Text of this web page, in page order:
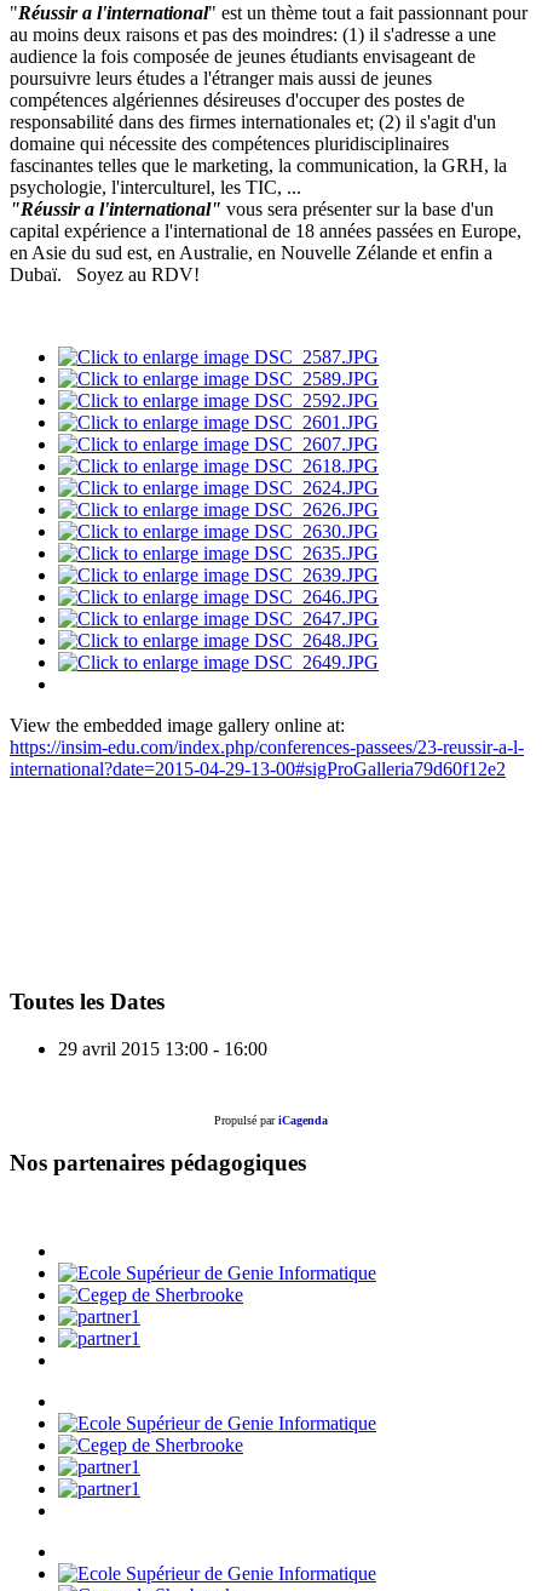
"Réussir a l'international" est un thème tout a fait passionnant pour
au moins deux raisons et pas des moindres: (1) il s'adresse a une
audience la fois composée de jeunes étudiants envisageant de
poursuivre leurs études a l'étranger mais aussi de jeunes
compétences algériennes désireuses d'occuper des postes de
responsabilité dans des firmes internationales et; (2) il s'agit d'un
domaine qui nécessite des compétences pluridisciplinaires
fascinantes telles que le marketing, la communication, la GRH, la
psychologie, l'interculturel, les TIC, ...
"Réussir a l'international" vous sera présenter sur la base d'un
capital expérience a l'international de 18 années passées en Europe,
en Asie du sud est, en Australie, en Nouvelle Zélande et enfin a
Dubaï. Soyez au RDV!
View the embedded image gallery online at:
https://insim-edu.com/index.php/conferences-passees/23-reussir-a-l-
international?date=2015-04-29-13-00#sigProGalleria79d60f12e2
Toutes les Dates
29 avril 2015 13:00 - 16:00
Propulsé pariCagenda
Nos partenaires pédagogiques